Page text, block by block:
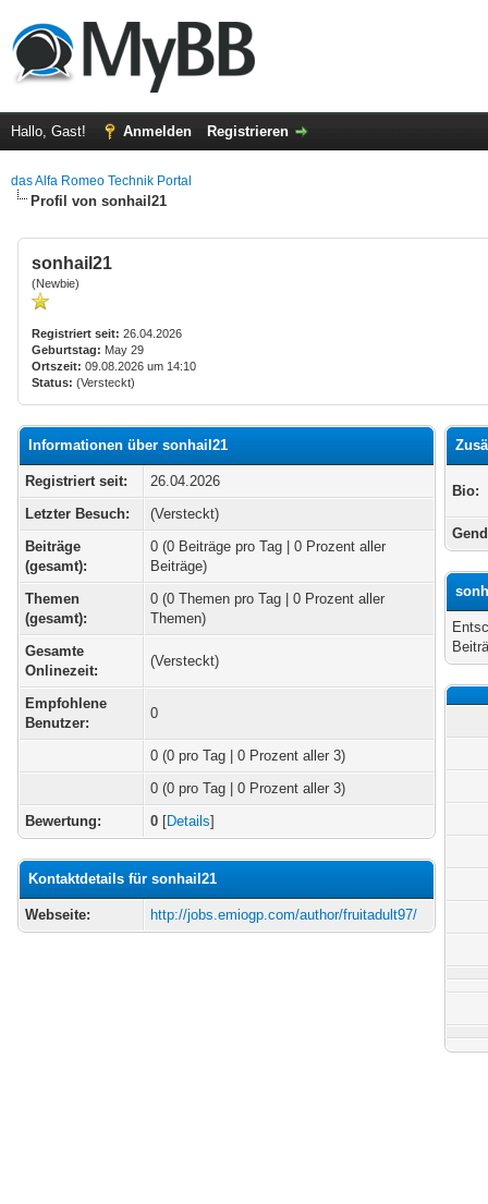
Hallo, Gast! Anmelden Registrieren
das Alfa Romeo Technik Portal
Profil von sonhail21
sonhail21
(Newbie)
Registriert seit: 26.04.2026
Geburtstag: May 29
Ortszeit: 09.08.2026 um 14:10
Status: (Versteckt)
Informationen über sonhail21
Registriert seit:
26.04.2026
Letzter Besuch:
(Versteckt)
Beiträge
(gesamt):
0 (0 Beiträge pro Tag | 0 Prozent aller
Beiträge)
Themen
(gesamt):
0 (0 Themen pro Tag | 0 Prozent aller
Themen)
Gesamte
Onlinezeit:
(Versteckt)
Empfohlene
Benutzer:
0
0 (0 pro Tag | 0 Prozent aller 3)
0 (0 pro Tag | 0 Prozent aller 3)
Bewertung:
0 [Details]
Kontaktdetails für sonhail21
Webseite: http://jobs.emiogp.com/author/fruitadult97/
Bio: